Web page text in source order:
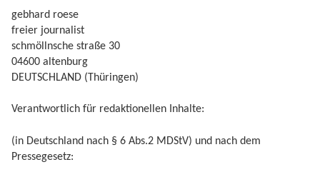
gebhard roese
freier journalist
schmöllnsche straße 30
04600 altenburg
DEUTSCHLAND (Thüringen)
Verantwortlich für redaktionellen Inhalte:
(in Deutschland nach § 6 Abs.2 MDStV) und nach dem
Pressegesetz: